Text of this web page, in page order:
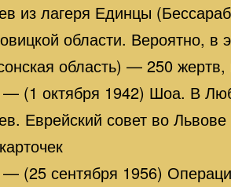
из лагеря Единцы
области. Вероятно, в
область) — 250
— (1 октября 1942) Шоа. В
Еврейский совет во
— (25 сентября 1956)